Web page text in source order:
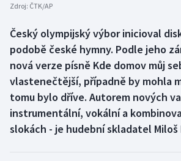
Box
Curling
Dostihy
Zdroj: ČTK/AP
Český olympijský výbor inicioval
podobě české hymny. Podle jeho
nová verze písně Kde domov můj
vlastenečtější, případně by mohla
tomu bylo dříve. Autorem nových
instrumentální, vokální a
slokách - je hudební skladatel Miloš